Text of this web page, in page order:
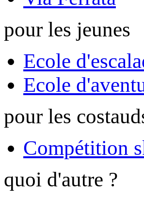
pour les jeunes
Ecole
Ecole
pour les
Compétition
quoi d'autre ?